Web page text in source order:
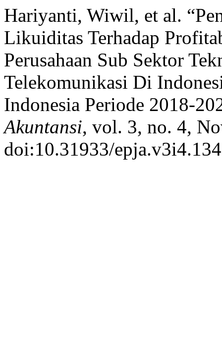
Hariyanti, Wiwil, et al.
Likuiditas Terhadap
Perusahaan Sub Sektor
Telekomunikasi Di
Indonesia Periode 2018-
Akuntansi, vol. 3, no. 4,
doi:10.31933/